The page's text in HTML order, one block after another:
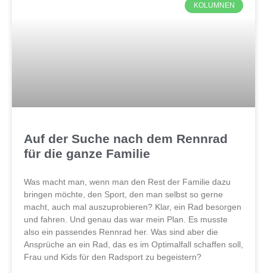
KOLUMNEN
Auf der Suche nach dem Rennrad
für die ganze Familie
Was macht man, wenn man den Rest der Familie dazu
bringen möchte, den Sport, den man selbst so gerne
macht, auch mal auszuprobieren? Klar, ein Rad besorgen
und fahren. Und genau das war mein Plan. Es musste
also ein passendes Rennrad her. Was sind aber die
Ansprüche an ein Rad, das es im Optimalfall schaffen soll,
Frau und Kids für den Radsport zu begeistern?